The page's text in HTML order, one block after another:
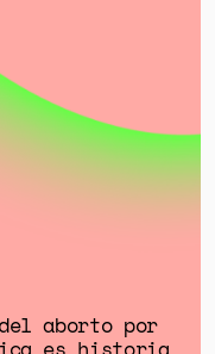
aborto por